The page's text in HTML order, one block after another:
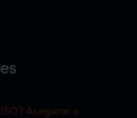
Asegurar a